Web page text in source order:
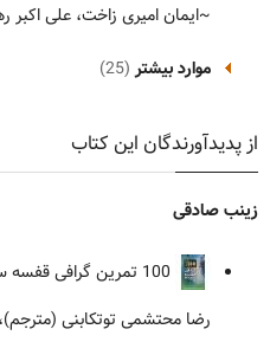
~ایمان امیری زاخت، علی اکبر
موارد بیشتر (25)
از پدیدآورندگان این کتاب
زینب صادقی
رضا محتشمی توتکابنی